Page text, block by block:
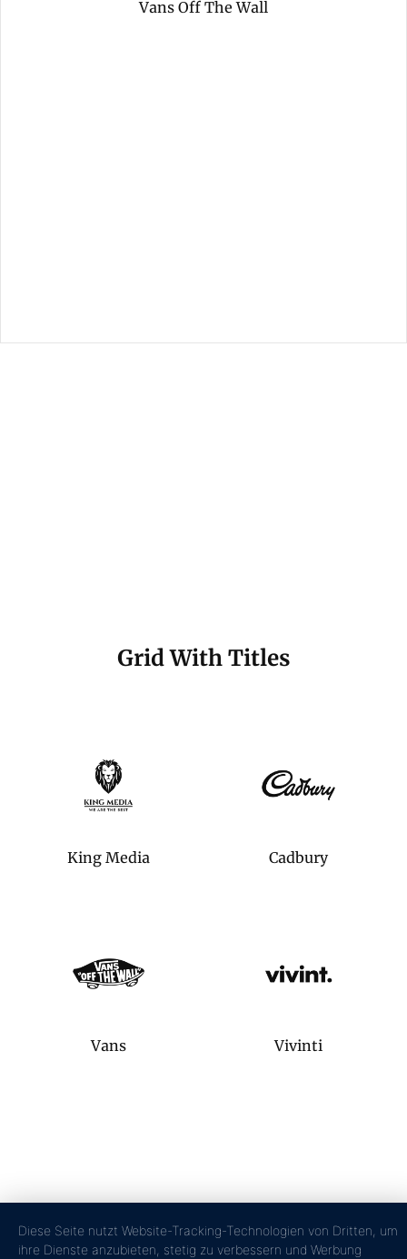
Vans Off The Wall
Grid With Titles
King Media Cadbury
Vans Vivinti
Diese Seite nutzt Website-Tracking-Technologien von Dritten, um
ihre Dienste anzubieten, stetig zu verbessern und Werbung